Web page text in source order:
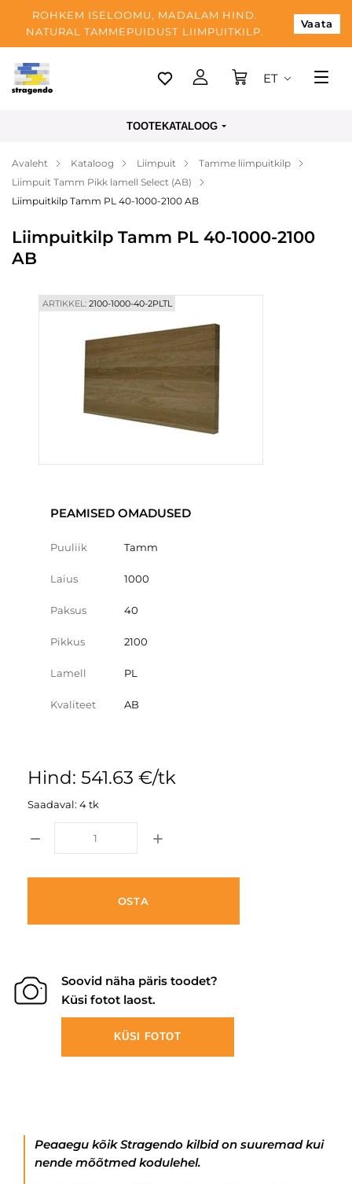
ROHKEM ISELOOMU, MADALAM HIND.
NATURAL TAMMEPUIDUST LIIMPUITKILP.
Vaata
Tallinn
Makse
Meist
Kontaktid
ET
TOOTEKATALOOG
Avaleht Kataloog Liimpuit
Tamme liimpuitkilp
Liimpuit Tamm Pikk lamell Select (AB)
Liimpuitkilp Tamm PL 40-1000-2100 AB
Liimpuitkilp Tamm PL 40-1000-2100
AB
ARTIKKEL:2100-1000-40-2PLTL
PEAMISED OMADUSED
Puuliik Tamm
Laius 1000
Paksus 40
Pikkus 2100
Lamell PL
Kvaliteet AB
Hind: 541.63 €/tk
Saadaval: 4 tk
OSTA
Soovid näha päris toodet?
Küsi fotot laost.
KÜSI FOTOT
Peaaegu kõik Stragendo kilbid on suuremad kui
nende mõõtmed kodulehel.